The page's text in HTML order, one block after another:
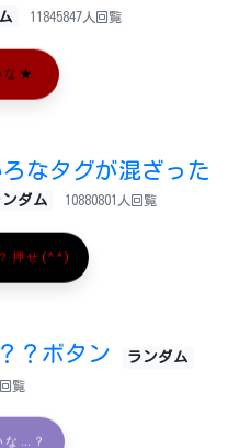
11845847人回覧
な★
なタグが混ざった
ンダム 10880801人回覧
押せ(^^)
？ボタン ランダム
覧
な…？